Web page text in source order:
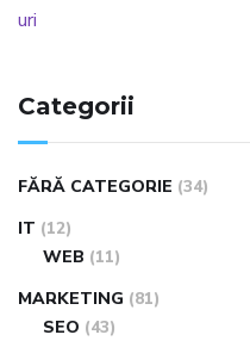
Categorii
FĂRĂ CATEGORIE (34)
IT (12)
WEB (11)
MARKETING (81)
SEO (43)